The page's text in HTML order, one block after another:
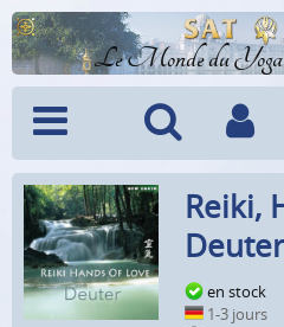
Le Monde du
Menu Recherche
Reiki,
en stock
1-3 jours